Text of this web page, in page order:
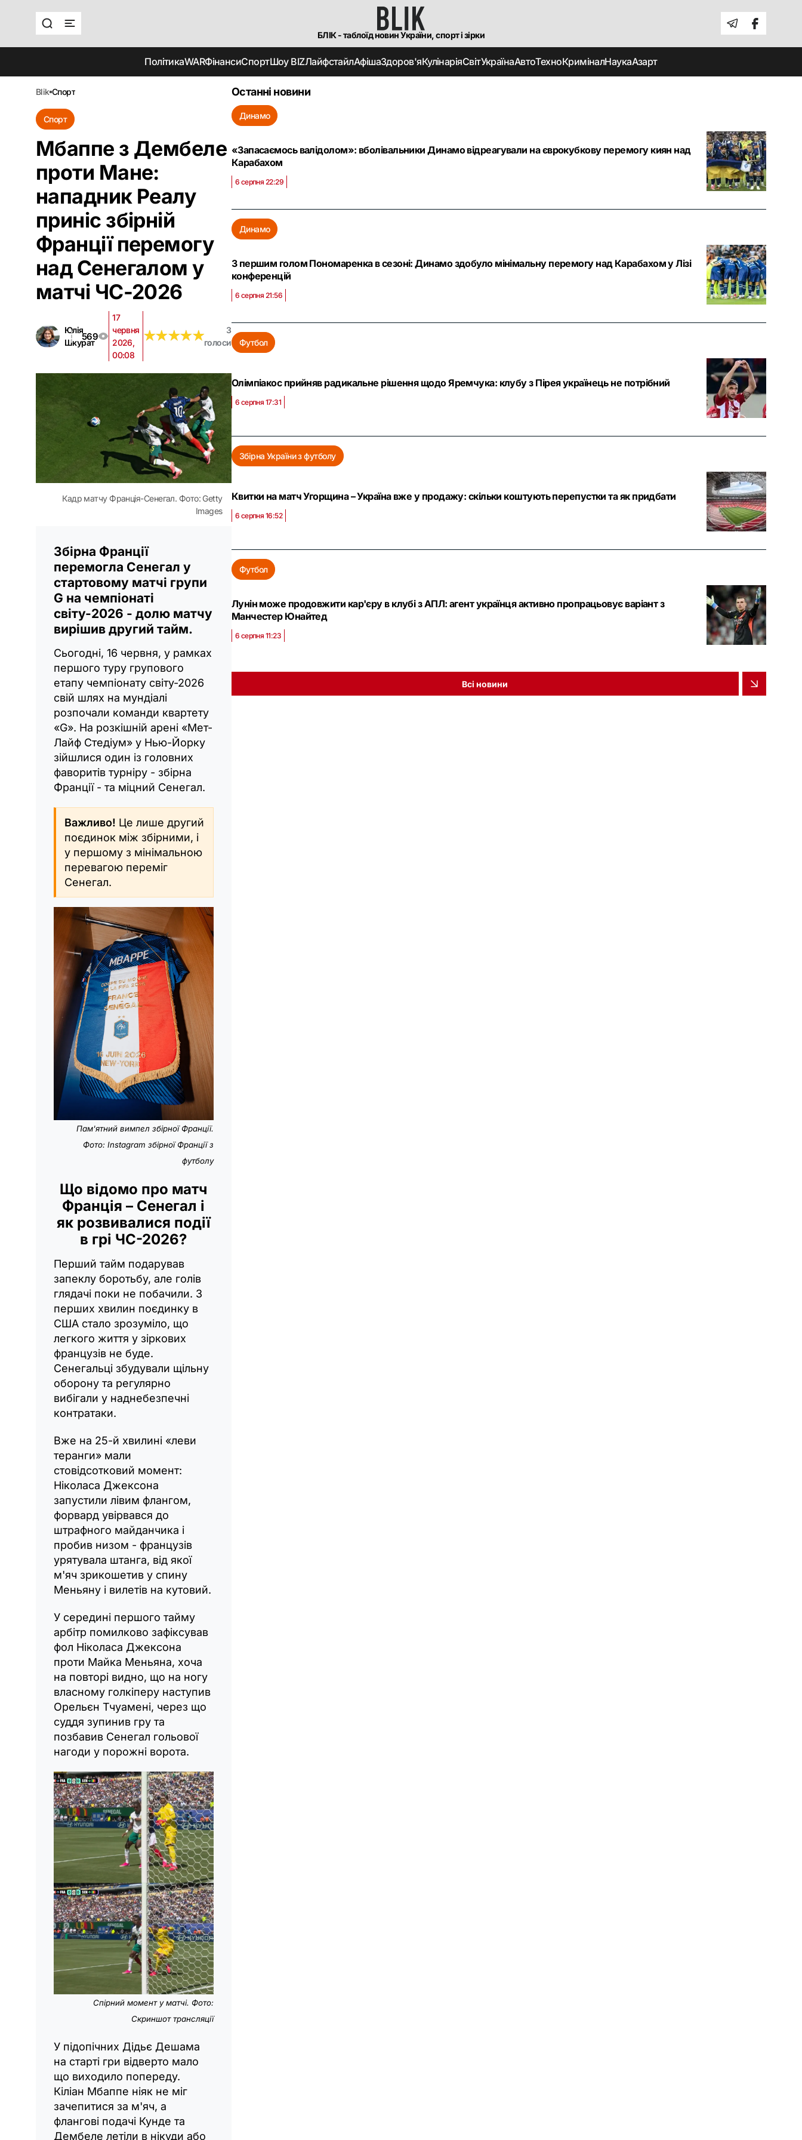
БЛІК - таблоїд новин України, спорт і зірки
ПолітикаWARФінансиСпортШоу BIZЛайфстайлАфішаЗдоров'яКулінаріяСвітУкраїнаАвтоТехноКриміналНаукаАзарт
blik спорт
Спорт
Мбаппе з Дембеле
проти Мане:
нападник Реалу
приніс збірній
Франції перемогу
над Сенегалом у
матчі ЧС-2026
Юлія
Шкурат
569
17
червня
2026,
00:08
★★★★★
★★★★★
3
голоси
Кадр матчу Франція-Сенегал. Фото: Getty
Images
Збірна Франції
перемогла Сенегал у
стартовому матчі групи
G на чемпіонаті
світу-2026 - долю матчу
вирішив другий тайм.
Сьогодні, 16 червня, у рамках
першого туру групового
етапу чемпіонату світу-2026
свій шлях на мундіалі
розпочали команди квартету
«G». На розкішній арені «Мет-
Лайф Стедіум» у Нью-Йорку
зійшлися один із головних
фаворитів турніру - збірна
Франції - та міцний Сенегал.
Важливо! Це лише другий
поєдинок між збірними, і
у першому з мінімальною
перевагою переміг
Сенегал.
Пам'ятний вимпел збірної Франції.
Фото: Instagram збірної Франції з
футболу
Що відомо про матч
Франція – Сенегал і
як розвивалися події
в грі ЧС-2026?
Перший тайм подарував
запеклу боротьбу, але голів
глядачі поки не побачили. З
перших хвилин поєдинку в
США стало зрозуміло, що
легкого життя у зіркових
французів не буде.
Сенегальці збудували щільну
оборону та регулярно
вибігали у наднебезпечні
контратаки.
Вже на 25-й хвилині «леви
теранги» мали
стовідсотковий момент:
Ніколаса Джексона
запустили лівим флангом,
форвард увірвався до
штрафного майданчика і
пробив низом - французів
урятувала штанга, від якої
м'яч зрикошетив у спину
Меньяну і вилетів на кутовий.
У середині першого тайму
арбітр помилково зафіксував
фол Ніколаса Джексона
проти Майка Меньяна, хоча
на повторі видно, що на ногу
власному голкіперу наступив
Орельєн Тчуамені, через що
суддя зупинив гру та
позбавив Сенегал гольової
нагоди у порожні ворота.
Спірний момент у матчі. Фото:
Скриншот трансляції
У підопічних Дідьє Дешама
на старті гри відверто мало
що виходило попереду.
Кіліан Мбаппе ніяк не міг
зачепитися за м'яч, а
флангові подачі Кунде та
Дембеле летіли в нікуди або
Останні новини
Динамо
«Запасаємось валідолом»: вболівальники Динамо відреагували на єврокубкову перемогу киян над
Карабахом
6 серпня 22:29
Динамо
З першим голом Пономаренка в сезоні: Динамо здобуло мінімальну перемогу над Карабахом у Лізі
конференцій
6 серпня 21:56
Футбол
Олімпіакос прийняв радикальне рішення щодо Яремчука: клубу з Пірея українець не потрібний
6 серпня 17:31
Збірна України з футболу
Квитки на матч Угорщина – Україна вже у продажу: скільки коштують перепустки та як придбати
6 серпня 16:52
Футбол
Лунін може продовжити кар'єру в клубі з АПЛ: агент українця активно пропрацьовує варіант з
Манчестер Юнайтед
6 серпня 11:23
Всі новини